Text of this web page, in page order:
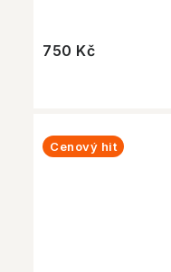
750 Kč
Cenový hit